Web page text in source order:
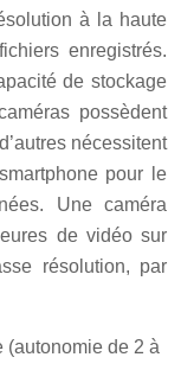
à la haute
enregistrés.
de stockage
possèdent
nécessitent
pour le
Une caméra
de vidéo sur
résolution, par
(autonomie de 2 à